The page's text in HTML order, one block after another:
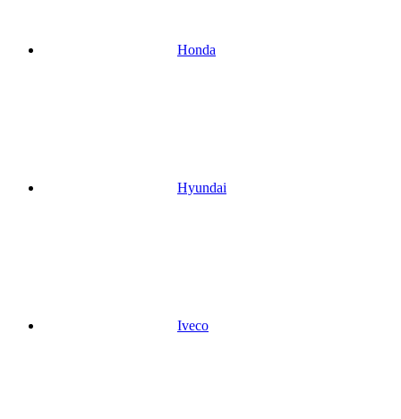
Honda
Hyundai
Iveco